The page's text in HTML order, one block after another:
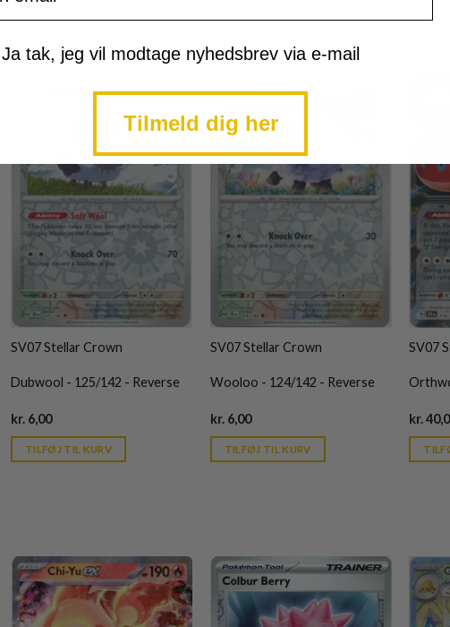
SV07 Stellar Crown
Dubwool - 125/142 - Reverse
kr. 6,00Current
is:
kr. 39,95.
TILFØJ TIL KURV
SV07 Stellar Crown
Wooloo - 124/142 - Reverse
kr.6,00Current
is:
kr. 39,95.
TILFØJ TIL KURV
SV07
kr.
Ja tak, jeg vil modtage nyhedsbrev via e-mail
Tilmeld dig her